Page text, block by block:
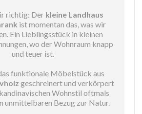
richtig: Der kleine Landhaus
ist momentan das, was wir
Ein Lieblingsstück in kleinen
wo der Wohnraum knapp
und teuer ist.
funktionale Möbelstück aus
geschreinert und verkörpert
Wohnstil oftmals
unmittelbaren Bezug zur Natur.